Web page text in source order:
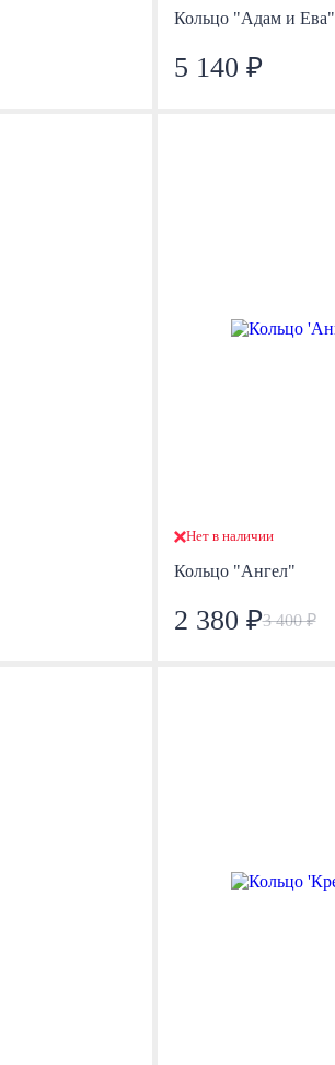
Кольцо "Адам и Ева"
5 140 ₽
Нет в наличии
Кольцо "Ангел"
2 380 ₽3 400 ₽